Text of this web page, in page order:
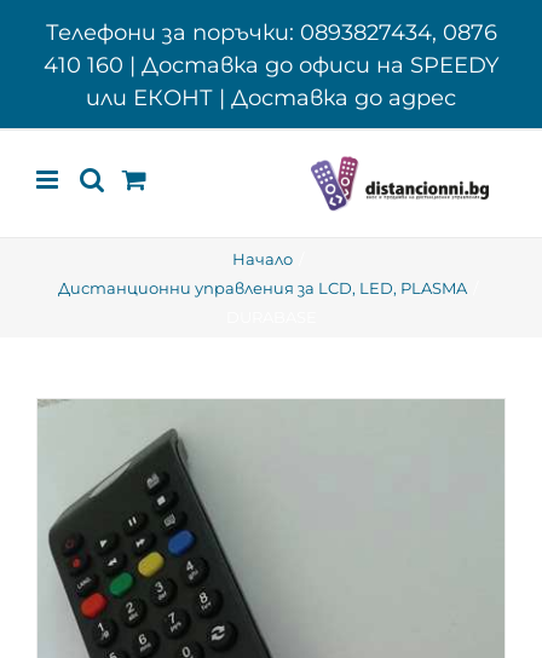
Телефони за поръчки: 0893827434, 0876
410 160 | Доставка до офиси на SPEEDY
или ЕКОНТ | Доставка до адрес
Начало
Дистанционни управления за LCD, LED, PLASMA